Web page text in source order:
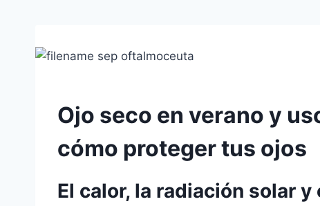
Ojo seco en verano y
cómo proteger tus ojos
El calor, la radiación solar